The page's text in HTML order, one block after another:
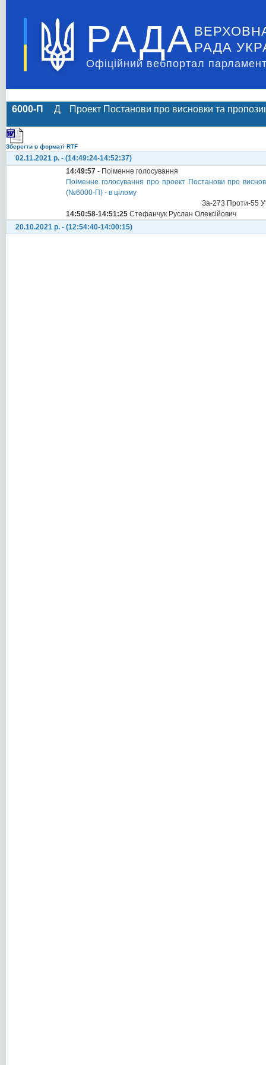
РАДА РАДА
Офіційний вебпортал
6000-П Д Проект Постанови про висновки та
Зберегти в форматі RTF
02.11.2021 р. - (14:49:24-14:52:37)
14:49:57 - Поіменне голосування
Поіменне голосування про проект Постанови про
(№6000-П) - в цілому
За-273 Проти-55
14:50:58-14:51:25 Стефанчук Руслан Олексійович
20.10.2021 р. - (12:54:40-14:00:15)